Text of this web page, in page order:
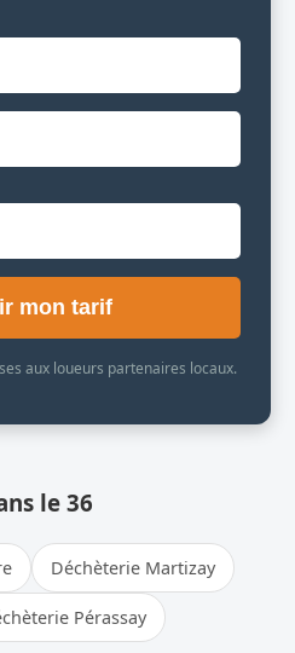
mon tarif
aux loueurs partenaires locaux.
le 36
Déchèterie Martizay
Pérassay